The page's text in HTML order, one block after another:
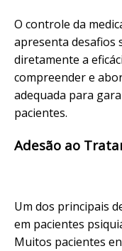
O controle da
apresenta desafios
diretamente a
compreender e
adequada para
pacientes.
Adesão ao
Um dos principais
em pacientes
Muitos pacientes